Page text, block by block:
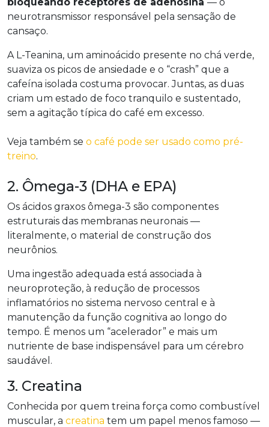
neurotransmissor responsável pela sensação de
cansaço.
A L-Teanina, um aminoácido presente no chá verde,
suaviza os picos de ansiedade e o “crash” que a
cafeína isolada costuma provocar. Juntas, as duas
criam um estado de foco tranquilo e sustentado,
sem a agitação típica do café em excesso.
Veja também se o café pode ser usado como pré-
treino.
2. Ômega-3 (DHA e EPA)
Os ácidos graxos ômega-3 são componentes
estruturais das membranas neuronais —
literalmente, o material de construção dos
neurônios.
Uma ingestão adequada está associada à
neuroproteção, à redução de processos
inflamatórios no sistema nervoso central e à
manutenção da função cognitiva ao longo do
tempo. É menos um “acelerador” e mais um
nutriente de base indispensável para um cérebro
saudável.
3. Creatina
Conhecida por quem treina força como combustível
muscular, a creatina tem um papel menos famoso —